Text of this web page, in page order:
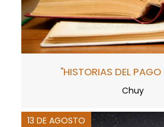
"HISTORIAS DEL
Chuy
13 DE AGOSTO